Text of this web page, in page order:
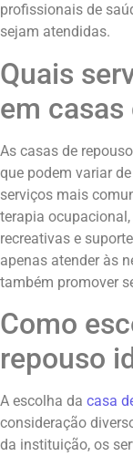
profissionais de
sejam atendidas.
Quais
em casas
As casas de
que podem variar
serviços mais
terapia
recreativas e
apenas atender às
também promover
Como
repouso
A escolha da casa
consideração
da instituição, os